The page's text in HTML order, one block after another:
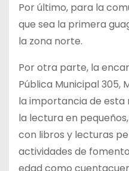
Por último, para la
que sea la primera
la zona norte.
Por otra parte, la
Pública Municipal 305,
la importancia de esta
la lectura en
con libros y lecturas
actividades de